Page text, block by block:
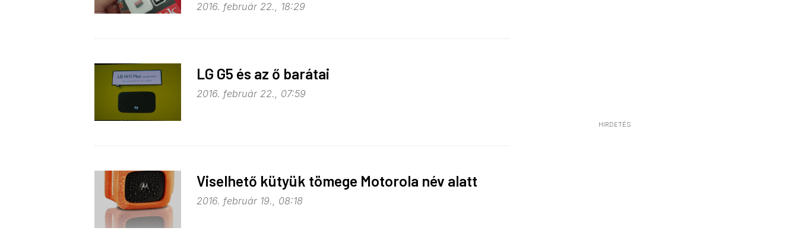
HIRDETÉS
2016. február 22., 18:29
LG G5 és az ő barátai
2016. február 22., 07:59
Viselhető kütyük tömege Motorola név alatt
2016. február 19., 08:18